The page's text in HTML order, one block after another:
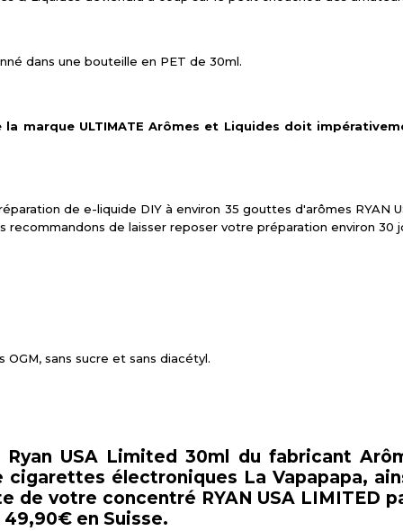
dans une bouteille en PET de 30ml.
la marque ULTIMATE Arômes et Liquides doit
de e-liquide DIY à environ 35 gouttes d'arômes RYAN
recommandons de laisser reposer votre préparation environ 30
sans sucre et sans diacétyl.
USA Limited 30ml du fabricant
électroniques La Vapapapa,
de votre concentré RYAN USA LIMITED
en Suisse.